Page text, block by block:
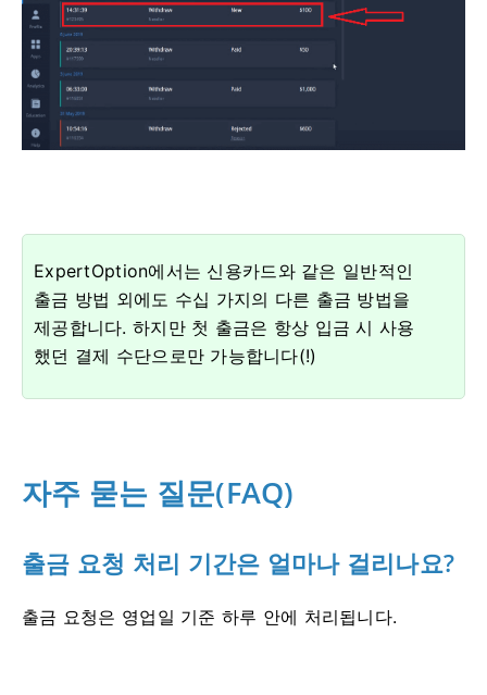
ExpertOption에서는 신용카드와 같은 일반적인
출금 방법 외에도 수십 가지의 다른 출금 방법을
제공합니다. 하지만 첫 출금은 항상 입금 시 사용
했던 결제 수단으로만 가능합니다(!)
자주 묻는 질문(FAQ)
출금 요청 처리 기간은 얼마나 걸리나요?
출금 요청은 영업일 기준 하루 안에 처리됩니다.